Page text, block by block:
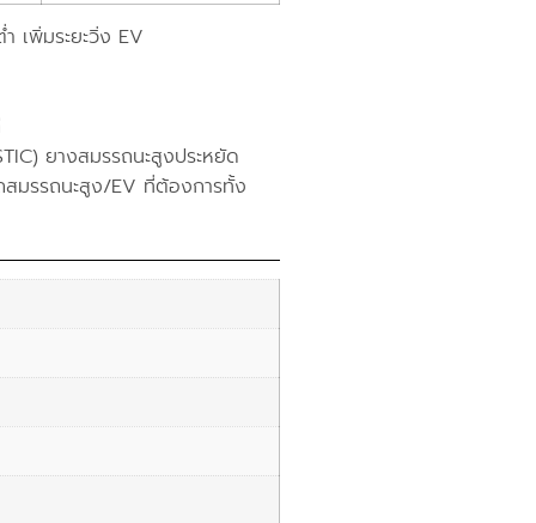
เพิ่มระยะวิ่ง EV
ยางสมรรถนะสูงประหยัด
สมรรถนะสูง/EV ที่ต้องการทั้ง